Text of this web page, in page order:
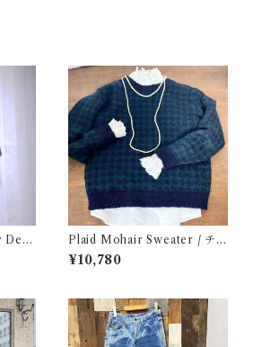
Deni
ラー
古
Plaid Mohair Sweater / チェ
ック柄 モヘア セーター 古着
¥10,780